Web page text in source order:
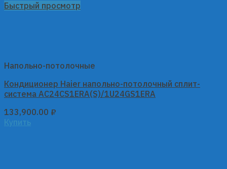
Быстрый просмотр
Напольно-потолочные
Кондиционер Haier напольно-потолочный сплит-
система AC24CS1ERA(S)/1U24GS1ERA
133,900.00 ₽
Купить